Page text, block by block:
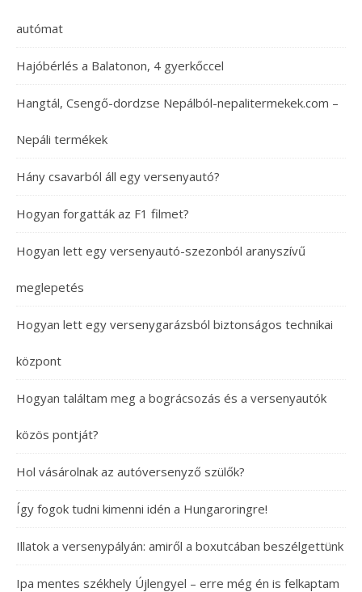
autómat
Hajóbérlés a Balatonon, 4 gyerkőccel
Hangtál, Csengő-dordzse Nepálból-nepalitermekek.com –
Nepáli termékek
Hány csavarból áll egy versenyautó?
Hogyan forgatták az F1 filmet?
Hogyan lett egy versenyautó-szezonból aranyszívű
meglepetés
Hogyan lett egy versenygarázsból biztonságos technikai
központ
Hogyan találtam meg a bográcsozás és a versenyautók
közös pontját?
Hol vásárolnak az autóversenyző szülők?
Így fogok tudni kimenni idén a Hungaroringre!
Illatok a versenypályán: amiről a boxutcában beszélgettünk
Ipa mentes székhely Újlengyel – erre még én is felkaptam